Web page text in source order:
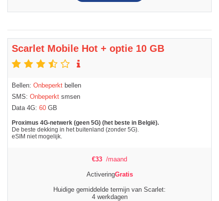
Scarlet Mobile Hot + optie 10 GB
Bellen: Onbeperkt bellen
SMS: Onbeperkt smsen
Data 4G: 60 GB
Proximus 4G-netwerk (geen 5G) (het beste in België).
De beste dekking in het buitenland (zonder 5G).
eSIM niet mogelijk.
€33 /maand
ActiveringGratis
Huidige gemiddelde termijn van Scarlet:
4 werkdagen